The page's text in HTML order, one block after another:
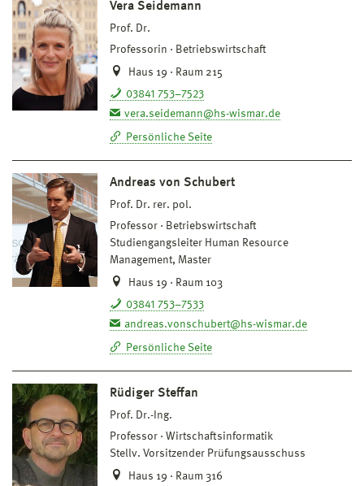
Vera Seidemann
Prof. Dr.
Professorin
Betriebswirtschaft
Haus 19 · Raum 215
03841 753–7523
vera.seidemann@hs-wismar.de
Persönliche Seite
Andreas von Schubert
Prof. Dr. rer. pol.
Professor
Betriebswirtschaft
Studiengangsleiter Human Resource
Management, Master
Haus 19 · Raum 103
03841 753–7533
andreas.vonschubert@hs-wismar.de
Persönliche Seite
Rüdiger Steffan
Prof. Dr.-Ing.
Professor
Wirtschaftsinformatik
Stellv. Vorsitzender Prüfungsausschuss
Haus 19 · Raum 316